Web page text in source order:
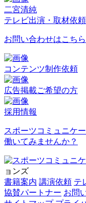
二宮清純
テレビ出演・取材依頼
お問い合わせはこちら
コンテンツ制作依頼
広告掲載ご希望の方
採用情報
スポーツコミュニケ
働いてみませんか？
ョンズ
書籍案内 講演依頼 テ
協賛パートナー お問